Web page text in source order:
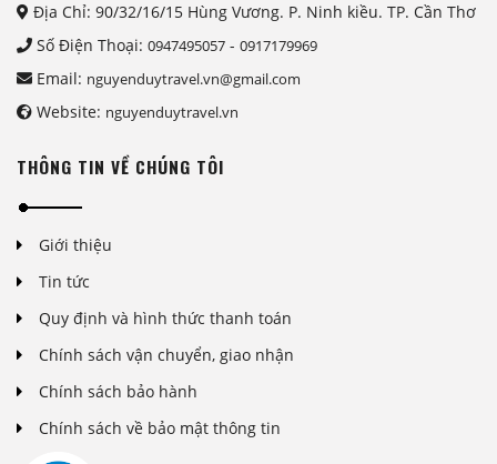
Địa Chỉ: 90/32/16/15 Hùng Vương. P. Ninh kiều. TP. Cần Thơ
Số Điện Thoại: 0947495057 - 0917179969
Email: nguyenduytravel.vn@gmail.com
Website: nguyenduytravel.vn
THÔNG TIN VỀ CHÚNG TÔI
Giới thiệu
Tin tức
Quy định và hình thức thanh toán
Chính sách vận chuyển, giao nhận
Chính sách bảo hành
Chính sách về bảo mật thông tin